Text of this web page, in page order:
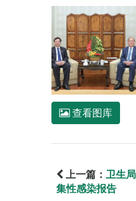
查看图库
上一篇： 卫生
集性感染报告